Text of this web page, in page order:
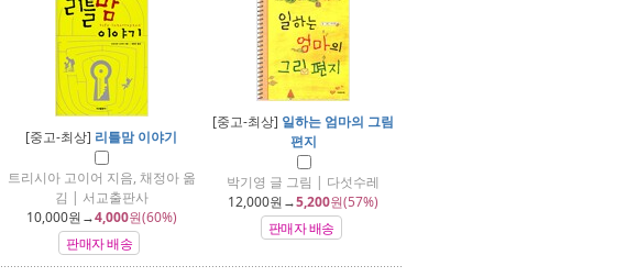
[중고-최상] 리틀맘 이야기
트리시아 고이어 지음, 채정아 옮
김 | 서교출판사
10,000원→4,000원(60%)
판매자 배송
[중고-최상] 일하는 엄마의 그림
편지
박기영 글 그림 | 다섯수레
12,000원→5,200원(57%)
판매자 배송